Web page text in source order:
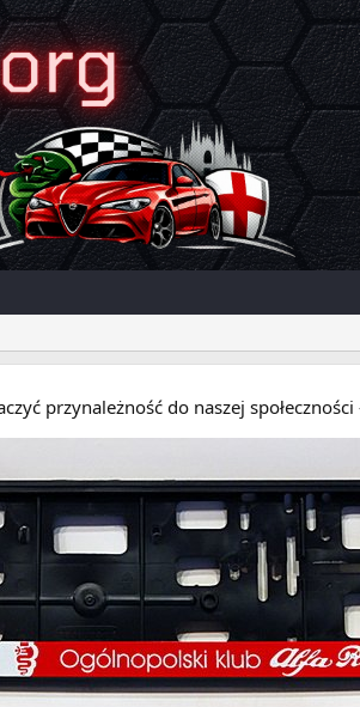
przynależność do naszej